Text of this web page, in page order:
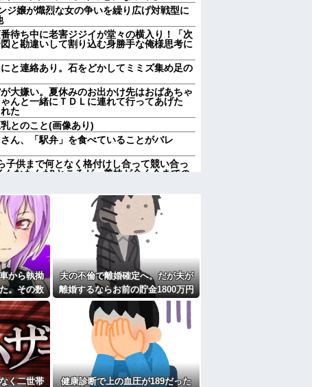
ジ嬢が熾烈な女の争いを繰り広げ対戦型に
待ち中に老害ジジイが堂々の横入り！「次
と勘違いして割り込む身勝手な俺様思考に
と連絡あり。石をどかしてミミズ集め足の
大嫌い。夏休みのお出かけ先はおばあちゃ
んと一緒にＴＤＬに連れて行ってあげた
た
とのこと(画像あり)
ん、「駅弁」を食べていることがバレ
子供まで何となく格付けし合って競い合っ
なもんだ)ところが、義妹が全く今までの
と連絡あり。石をどかしてミミズ集め足の
子「うん！」→足が遅かった息子と本気で
姑(28歳)が並んで寝るようになった。おか
チママ。逆恨みで娘を使って狂言した結
← こいつらのタチ悪い率は異常
を誤摘出された50代女性、手足も動かせず
意識はある」
ンヘッドの男が扉の前で座り込んで電話を
否の末、離婚を決意した理由が切なすぎ
よ
から執拗
。その数
すること
夫の不倫で離婚確定へ。だが夫が
離婚するならお前の貯金1800万円
を財産分与しろ」と言い出した
く二世帯
健康診断で上の血圧が189だった